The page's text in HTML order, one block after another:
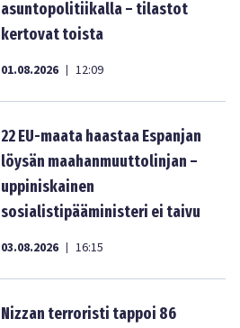
asuntopolitiikalla – tilastot
kertovat toista
01.08.2026 | 12:09
22 EU-maata haastaa Espanjan
löysän maahanmuuttolinjan –
uppiniskainen
sosialistipääministeri ei taivu
03.08.2026 | 16:15
Nizzan terroristi tappoi 86